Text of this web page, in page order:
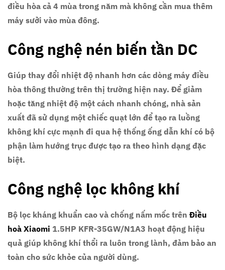
điều hòa cả 4 mùa trong năm mà không cần mua thêm
máy sưởi vào mùa đông.
Công nghệ nén biến tần DC
Giúp thay đổi nhiệt độ nhanh hơn các dòng máy điều
hòa thông thường trên thị trường hiện nay. Để giảm
hoặc tăng nhiệt độ một cách nhanh chóng, nhà sản
xuất đã sử dụng một chiếc quạt lớn để tạo ra luồng
không khí cực mạnh đi qua hệ thống ống dẫn khí có bộ
phận làm hướng trục được tạo ra theo hình dạng đặc
biệt.
Công nghệ lọc không khí
Bộ lọc kháng khuẩn cao và chống nấm mốc trên Điều
hoà Xiaomi 1.5HP KFR-35GW/N1A3 hoạt động hiệu
quả giúp không khí thổi ra luôn trong lành, đảm bảo an
toàn cho sức khỏe của người dùng.